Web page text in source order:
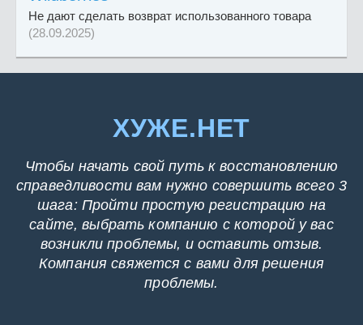
Не дают сделать возврат использованного товара
(28.09.2025)
ХУЖЕ.НЕТ
Чтобы начать свой путь к восстановлению
справедливости вам нужно совершить всего 3
шага: Пройти простую регистрацию на
сайте, выбрать компанию с которой у вас
возникли проблемы, и оставить отзыв.
Компания свяжется с вами для решения
проблемы.